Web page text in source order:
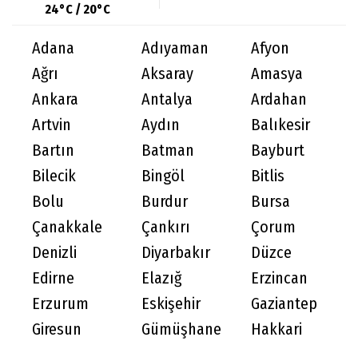
24°C / 20°C
Adana Adıyaman
Afyon
Ağrı
Aksaray
Amasya
Ankara
Antalya
Ardahan
Artvin
Aydın
Balıkesir
Bartın
Batman
Bayburt
Bilecik
Bingöl
Bitlis
Bolu
Burdur
Bursa
Çanakkale
Çankırı
Çorum
Denizli
Diyarbakır
Düzce
Edirne
Elazığ
Erzincan
Erzurum
Eskişehir
Gaziantep
Giresun
Gümüşhane
Hakkari